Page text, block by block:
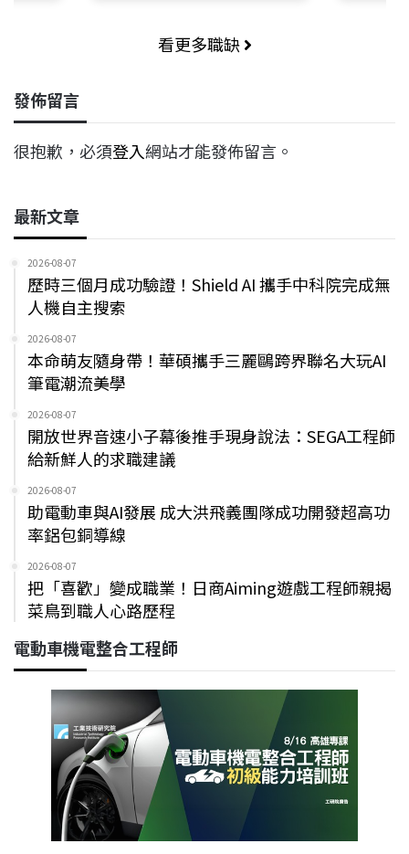
看更多職缺
發佈留言
很抱歉，必須登入網站才能發佈留言。
最新文章
2026-08-07
歷時三個月成功驗證！Shield AI 攜手中科院完成無
人機自主搜索
2026-08-07
本命萌友隨身帶！華碩攜手三麗鷗跨界聯名大玩AI
筆電潮流美學
2026-08-07
開放世界音速小子幕後推手現身說法：SEGA工程師
給新鮮人的求職建議
2026-08-07
助電動車與AI發展 成大洪飛義團隊成功開發超高功
率鋁包銅導線
2026-08-07
把「喜歡」變成職業！日商Aiming遊戲工程師親揭
菜鳥到職人心路歷程
電動車機電整合工程師